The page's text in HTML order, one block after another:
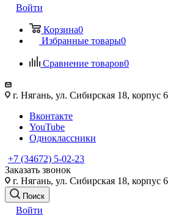
Войти
Корзина0
Избранные товары0
Сравнение товаров0
г. Нягань, ул. Сибирская 18, корпус 6
Вконтакте
YouTube
Одноклассники
+7 (34672) 5-02-23
Заказать звонок
г. Нягань, ул. Сибирская 18, корпус 6
Поиск
Войти